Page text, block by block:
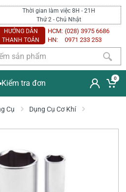
Thời gian làm việc 8H - 21H
Thứ 2 - Chủ Nhật
HƯỚNG DẪN
THANH TOÁN
HCM: (028) 3975 6686
HN:
0971 233 253
Kiểm tra đơn
0
Cụ
Dụng Cụ Cơ Khí